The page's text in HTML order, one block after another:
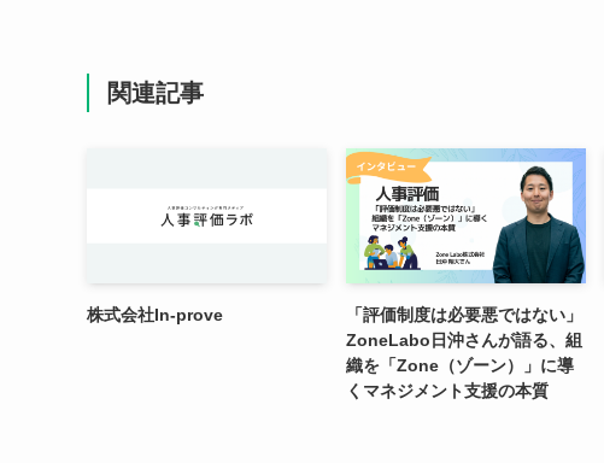
関連記事
株式会社In-prove
「評価制度は必要悪ではない」
ZoneLabo日沖さんが語る、組
織を「Zone（ゾーン）」に導
くマネジメント支援の本質